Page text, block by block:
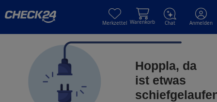
Merkzettel Warenkorb Chat Anmelden
Hoppla, da
ist etwas